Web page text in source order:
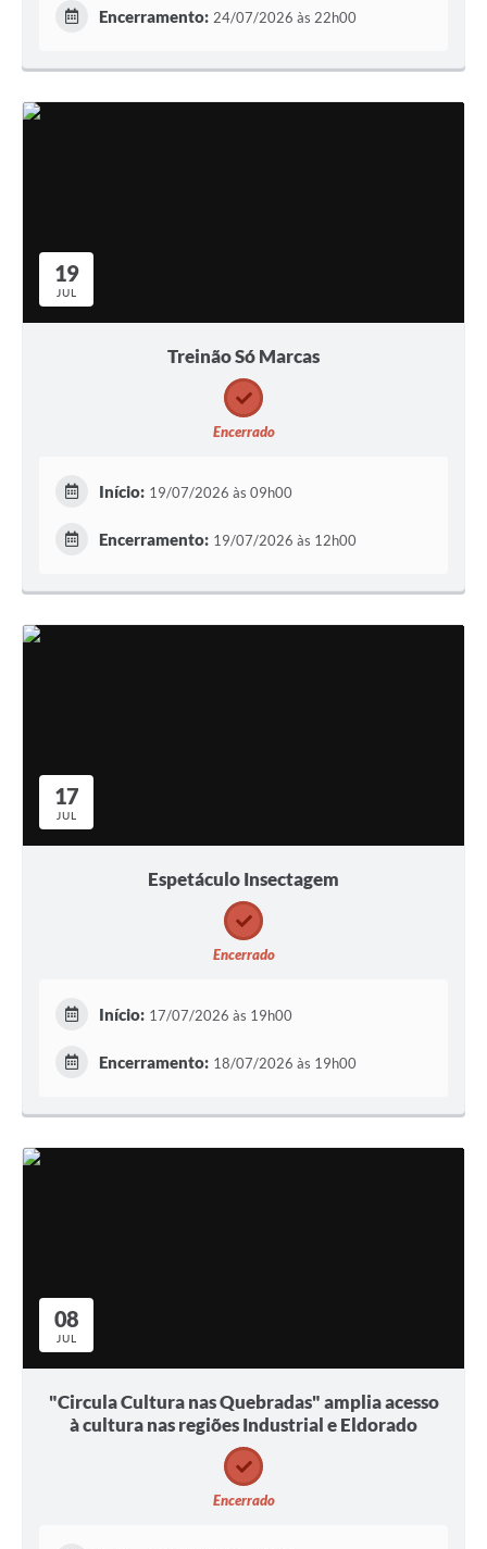
Encerramento: 24/07/2026 às 22h00
19
JUL
Treinão Só Marcas
Encerrado
Início: 19/07/2026 às 09h00
Encerramento: 19/07/2026 às 12h00
17
JUL
Espetáculo Insectagem
Encerrado
Início: 17/07/2026 às 19h00
Encerramento: 18/07/2026 às 19h00
08
JUL
"Circula Cultura nas Quebradas" amplia acesso
à cultura nas regiões Industrial e Eldorado
Encerrado